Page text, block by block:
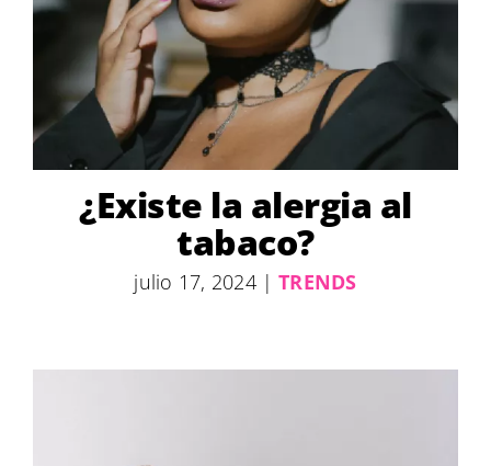
¿Existe la alergia al
tabaco?
julio 17, 2024 | TRENDS